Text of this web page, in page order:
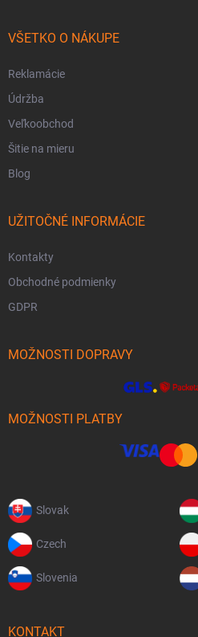
VŠETKO O NÁKUPE
Reklamácie
Údržba
Veľkoobchod
Šitie na mieru
Blog
UŽITOČNÉ INFORMÁCIE
Kontakty
Obchodné podmienky
GDPR
MOŽNOSTI DOPRAVY
MOŽNOSTI PLATBY
Slovak
Czech
Slovenia
KONTAKT